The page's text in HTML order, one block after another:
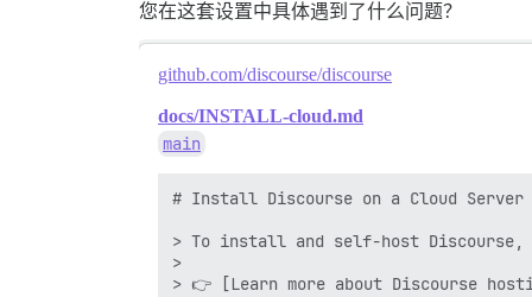
您在这套设置中具体遇到了什么问题？
github.com/discourse/discourse
docs/INSTALL-cloud.md
main
# Install Discourse on a Cloud Server
> To install and self-host Discourse,
>
> 👉 [Learn more about Discourse